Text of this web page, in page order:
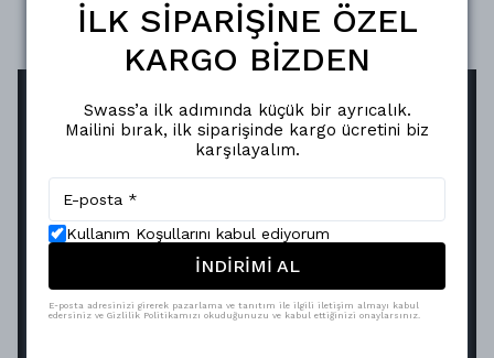
İLK SİPARİŞİNE ÖZEL
KARGO BİZDEN
Swass’a ilk adımında küçük bir ayrıcalık.
Mailini bırak, ilk siparişinde kargo ücretini biz
karşılayalım.
Kullanım Koşullarını kabul ediyorum
İNDİRİMİ AL
E-posta adresinizi girerek pazarlama ve tanıtım ile ilgili iletişim almayı kabul
edersiniz ve Gizlilik Politikamızı okuduğunuzu ve kabul ettiğinizi onaylarsınız.